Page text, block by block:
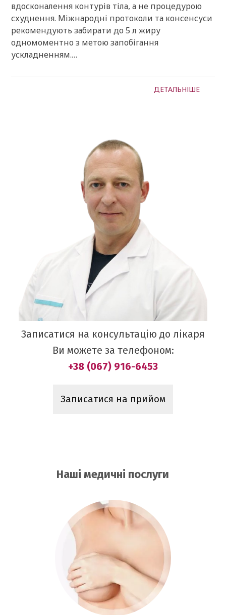
вдосконалення контурів тіла, а не процедурою
схуднення. Міжнародні протоколи та консенсуси
рекомендують забирати до 5 л жиру
одномоментно з метою запобігання
ускладненням.…
ДЕТАЛЬНІШЕ
Записатися на консультацію до лікаря
Ви можете за телефоном:
+38 (067) 916-6453
Записатися на прийом
Наші медичні послуги